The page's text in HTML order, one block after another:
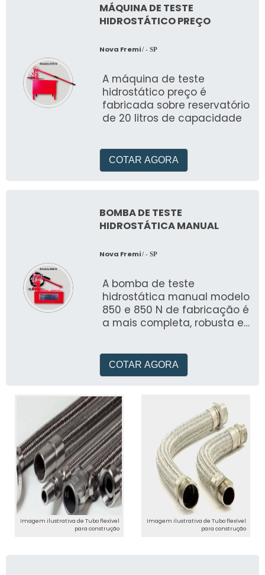
MÁQUINA DE TESTE
HIDROSTÁTICO PREÇO
Nova Fremi/ - SP
A máquina de teste
hidrostático preço é
fabricada sobre reservatório
de 20 litros de capacidade
COTAR AGORA
BOMBA DE TESTE
HIDROSTÁTICA MANUAL
Nova Fremi/ - SP
A bomba de teste
hidrostática manual modelo
850 e 850 N de fabricação é
a mais completa, robusta e
COTAR AGORA
Imagem ilustrativa de Tubo flexível
para construção
Imagem ilustrativa de Tubo flexível
para construção